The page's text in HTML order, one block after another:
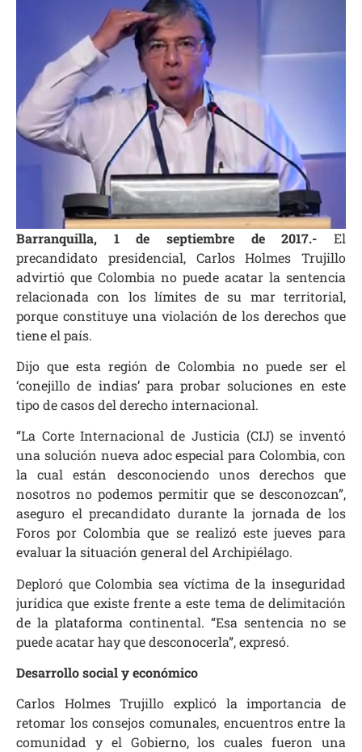
Barranquilla, 1 de septiembre de 2017.- El
precandidato presidencial, Carlos Holmes Trujillo
advirtió que Colombia no puede acatar la sentencia
relacionada con los límites de su mar territorial,
porque constituye una violación de los derechos que
tiene el país.
Dijo que esta región de Colombia no puede ser el
‘conejillo de indias’ para probar soluciones en este
tipo de casos del derecho internacional.
“La Corte Internacional de Justicia (CIJ) se inventó
una solución nueva adoc especial para Colombia, con
la cual están desconociendo unos derechos que
nosotros no podemos permitir que se desconozcan”,
aseguro el precandidato durante la jornada de los
Foros por Colombia que se realizó este jueves para
evaluar la situación general del Archipiélago.
Deploró que Colombia sea víctima de la inseguridad
jurídica que existe frente a este tema de delimitación
de la plataforma continental. “Esa sentencia no se
puede acatar hay que desconocerla”, expresó.
Desarrollo social y económico
Carlos Holmes Trujillo explicó la importancia de
retomar los consejos comunales, encuentros entre la
comunidad y el Gobierno, los cuales fueron una